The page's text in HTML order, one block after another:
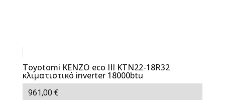
Toyotomi KENZO eco III KTN22-18R32
κλιματιστικό inverter 18000btu
961,00 €